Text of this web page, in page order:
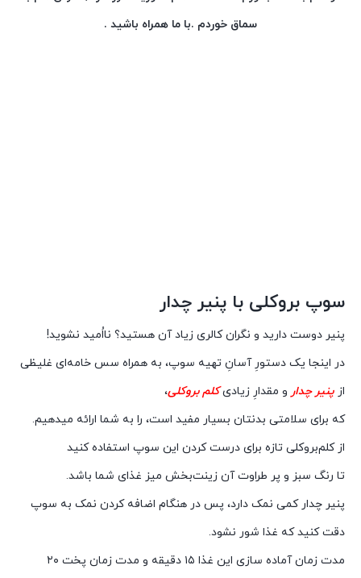
سماق خوردم .با ما همراه باشید .
سوپ بروکلی با پنیر چدار
پنیر دوست دارید و نگران کالری زیاد آن هستید؟ نااُمید نشوید!
در این‮جا یک دستورِ آسانِ تهیه سوپ، به همراه سس خامه‌ای غلیظی
از پنیر چدار و مقدارِ زیادیکلم بروکلی،
که برای سلامتی بدنتان بسیار مفید است، را به شما ارائه می‮دهیم.
از کلم‌بروکلی تازه برای درست کردن این سوپ استفاده کنید
تا رنگ سبز و پر طراوت آن زینت‌بخش میز غذای شما باشد.
پنیر چدار کمی نمک دارد، پس در هنگام اضافه کردن نمک به سوپ
دقت کنید که غذا شور نشود.
مدت زمان آماده سازی این غذا ۱۵ دقیقه و مدت زمان پخت ۲۰